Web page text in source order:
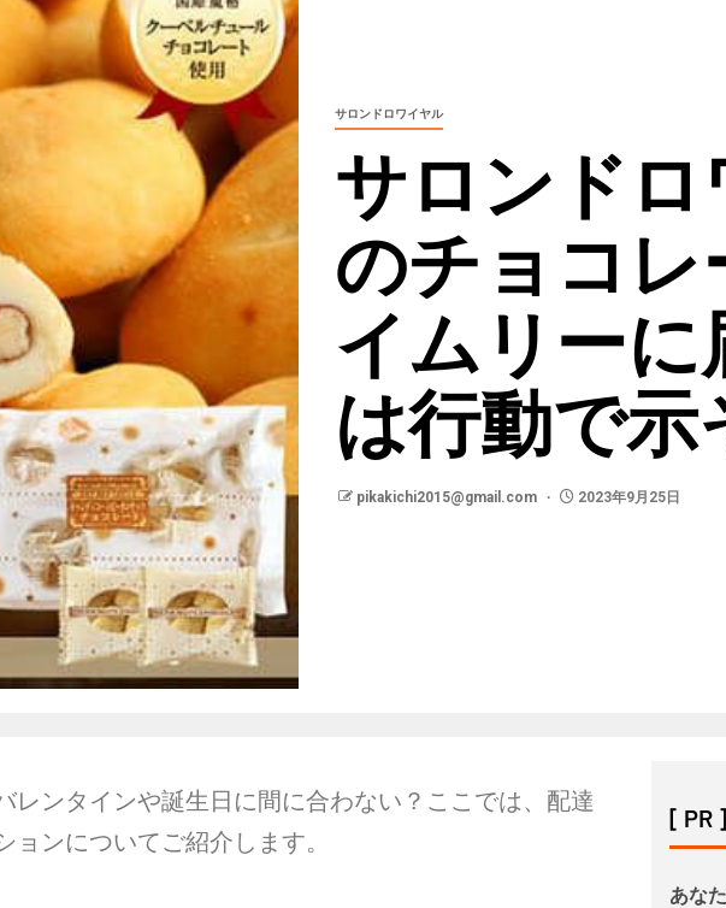
サロンドロワイヤル
サロンド
のチョコレ
イムリーに
は行動で示
pikakichi2015@gmail.com 2023年9月25日
レンタインや誕生日に間に合わない？ここでは、配達
ンについてご紹介します。
[ PR ]
あな